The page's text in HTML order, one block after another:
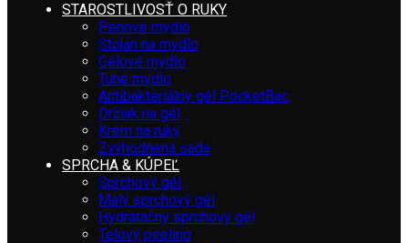
STAROSTLIVOSŤ O RUKY
Penové mydlo
Stojan na mydlo
Gélové mydlo
Tuhé mydlo
Antibakteriálny gél PocketBac
Držiak na gél
Krém na ruky
Zvýhodnená sada
SPRCHA & KÚPEĽ
Sprchový gél
Malý sprchový gél
Hydratačný sprchový gél
Telový peeling